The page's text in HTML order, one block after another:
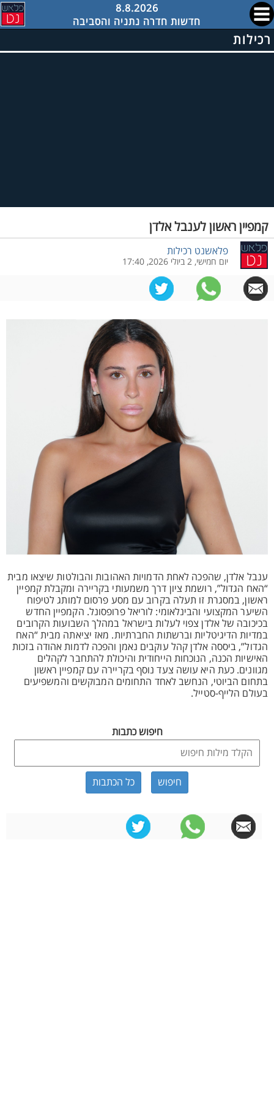
8.8.2026
חדשות חדרה נתניה והסביבה
רכילות
קמפיין ראשון לענבל אלדן
פלאשנט רכילות
יום חמישי, 2 ביולי 2026, 17:40
ענבל אלדן, שהפכה לאחת הדמויות האהובות והבולטות שיצאו מבית
“האח הגדול”, רושמת ציון דרך משמעותי בקריירה ומקבלת קמפיין
ראשון, במסגרת זו תעלה בקרוב עם מסע פרסום למותג לטיפוח
השיער המקצועי והבינלאומי: לוריאל פרופסונל. הקמפיין החדש
בכיכובה של אלדן צפוי לעלות בישראל במהלך השבועות הקרובים
במדיות הדיגיטליות וברשתות החברתיות. מאז יציאתה מבית “האח
הגדול”, ביססה אלדן קהל עוקבים נאמן והפכה לדמות אהודה בזכות
האישיות הכנה, הנוכחות הייחודית והיכולת להתחבר לקהלים
מגוונים. כעת היא עושה צעד נוסף בקריירה עם קמפיין ראשון
בתחום הביוטי, הנחשב לאחד התחומים המבוקשים והמשפיעים
בעולם הלייף-סטייל.
חיפוש כתבות
כל הכתבות